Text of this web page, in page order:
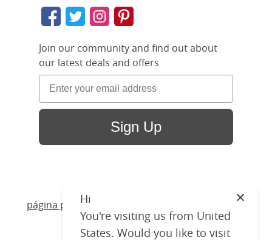
Join our community and find out about
our latest deals and offers
Sign Up
página principal Madera /
Coleridge Slim
Hi
You're visiting us from United
States. Would you like to visit
Close